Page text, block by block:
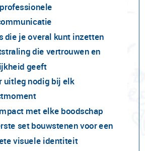
die je overal kunt inzetten
die vertrouwen en
geeft
uitleg nodig bij elk
met elke boodschap
set bouwstenen voor een
visuele identiteit